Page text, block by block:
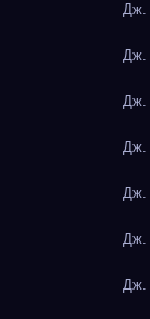
Дж.
Дж.
Дж.
Дж.
Дж.
Дж.
Дж.